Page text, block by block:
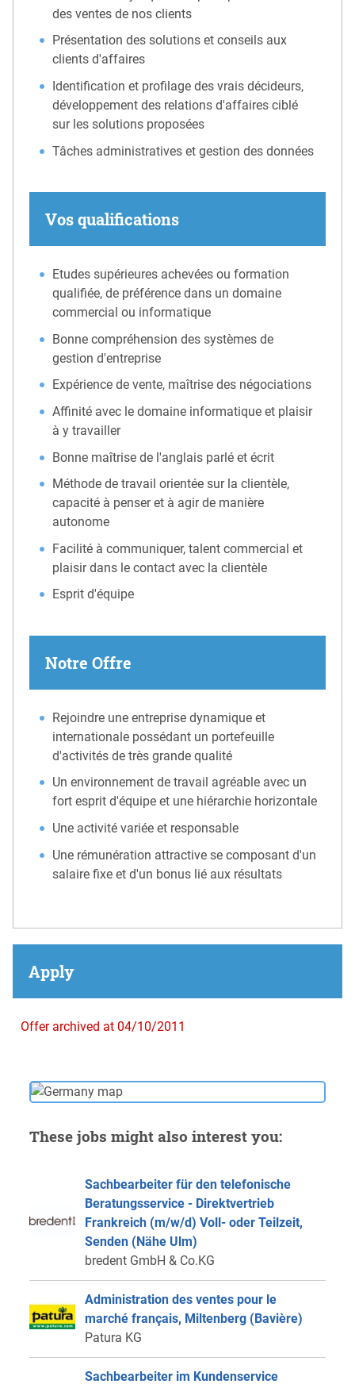
des ventes de nos clients
Présentation des solutions et conseils aux
clients d'affaires
Identification et profilage des vrais décideurs,
développement des relations d'affaires ciblé
sur les solutions proposées
Tâches administratives et gestion des données
Vos qualifications
Etudes supérieures achevées ou formation
qualifiée, de préférence dans un domaine
commercial ou informatique
Bonne compréhension des systèmes de
gestion d'entreprise
Expérience de vente, maîtrise des négociations
Affinité avec le domaine informatique et plaisir
à y travailler
Bonne maîtrise de l'anglais parlé et écrit
Méthode de travail orientée sur la clientèle,
capacité à penser et à agir de manière
autonome
Facilité à communiquer, talent commercial et
plaisir dans le contact avec la clientèle
Esprit d'équipe
Notre Offre
Rejoindre une entreprise dynamique et
internationale possédant un portefeuille
d'activités de très grande qualité
Un environnement de travail agréable avec un
fort esprit d'équipe et une hiérarchie horizontale
Une activité variée et responsable
Une rémunération attractive se composant d'un
salaire fixe et d'un bonus lié aux résultats
Apply
Offer archived at 04/10/2011
These jobs might also interest you:
Sachbearbeiter für den telefonische
Beratungsservice - Direktvertrieb
Frankreich (m/w/d) Voll- oder Teilzeit,
Senden (Nähe Ulm)
bredent GmbH & Co.KG
Administration des ventes pour le
marché français, Miltenberg (Bavière)
Patura KG
Sachbearbeiter im Kundenservice